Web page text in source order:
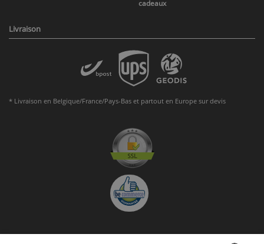
cadeaux
Livraison
* Livraison en Belgique/France/Pays-Bas et partout en Europe sur devis